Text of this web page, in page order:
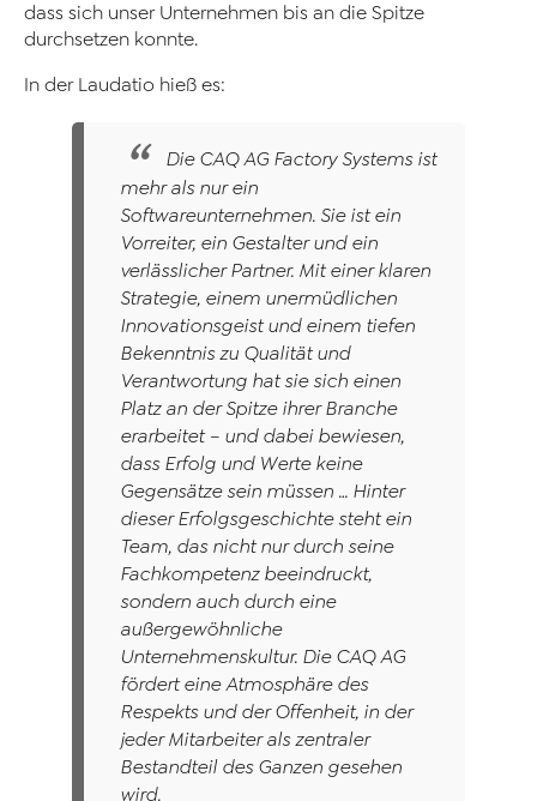
dass sich unser Unternehmen bis an die Spitze
durchsetzen konnte.
In der Laudatio hieß es:
Die CAQ AG Factory Systems ist
mehr als nur ein
Softwareunternehmen. Sie ist ein
Vorreiter, ein Gestalter und ein
verlässlicher Partner. Mit einer klaren
Strategie, einem unermüdlichen
Innovationsgeist und einem tiefen
Bekenntnis zu Qualität und
Verantwortung hat sie sich einen
Platz an der Spitze ihrer Branche
erarbeitet – und dabei bewiesen,
dass Erfolg und Werte keine
Gegensätze sein müssen … Hinter
dieser Erfolgsgeschichte steht ein
Team, das nicht nur durch seine
Fachkompetenz beeindruckt,
sondern auch durch eine
außergewöhnliche
Unternehmenskultur. Die CAQ AG
fördert eine Atmosphäre des
Respekts und der Offenheit, in der
jeder Mitarbeiter als zentraler
Bestandteil des Ganzen gesehen
wird.